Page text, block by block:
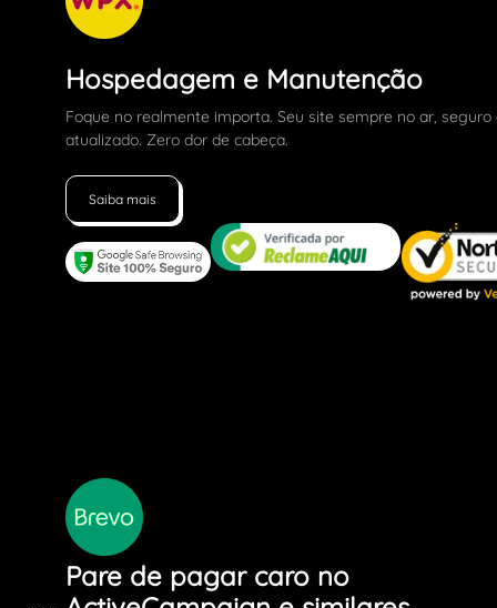
Hospedagem e Manutenção
Foque no realmente importa. Seu site sempre no ar, seguro
atualizado. Zero dor de cabeça.
Saiba mais
Pare de pagar caro no